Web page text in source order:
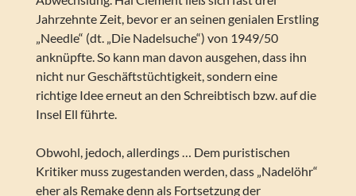
Jahrzehnte Zeit, bevor er an seinen genialen Erstling
„Needle“ (dt. „Die Nadelsuche“) von 1949/50
anknüpfte. So kann man davon ausgehen, dass ihn
nicht nur Geschäftstüchtigkeit, sondern eine
richtige Idee erneut an den Schreibtisch bzw. auf die
Insel Ell führte.
Obwohl, jedoch, allerdings … Dem puristischen
Kritiker muss zugestanden werden, dass „Nadelöhr“
eher als Remake denn als Fortsetzung der